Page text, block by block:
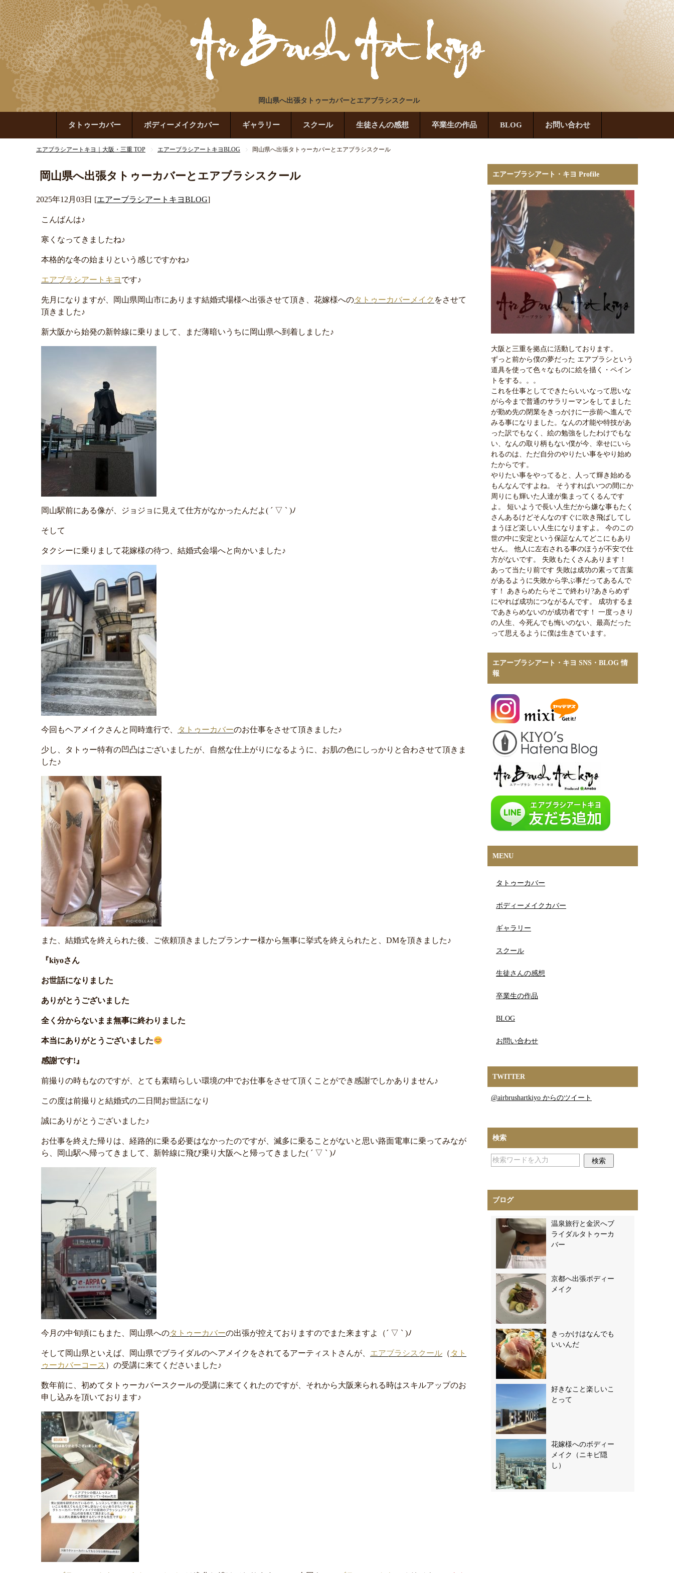
岡山県へ出張タトゥーカバーとエアブラシスクール
タトゥーカバー ボディーメイクカバー ギャラリー スクール 生徒さんの感想 卒業生の作品 BLOG お問い合わせ
エアブラシアートキヨ｜大阪・三重 TOP エアーブラシアートキヨBLOG 岡山県へ出張タトゥーカバーとエアブラシスクール
岡山県へ出張タトゥーカバーとエアブラシスクール
2025年12月03日 [エアーブラシアートキヨBLOG]
こんばんは♪
寒くなってきましたね♪
本格的な冬の始まりという感じですかね♪
エアブラシアートキヨ です♪
先月になりますが、岡山県岡山市にあります結婚式場様へ出張させて頂き、花嫁様へのタトゥーカバーメイク をさせて
頂きました♪
新大阪から始発の新幹線に乗りまして、まだ薄暗いうちに岡山県へ到着しました♪
岡山駅前にある像が、ジョジョに見えて仕方がなかったんだよ( ´ ▽ ` )ﾉ
そして
タクシーに乗りまして花嫁様の待つ、結婚式会場へと向かいました♪
今回もヘアメイクさんと同時進行で、 タトゥーカバーのお仕事をさせて頂きました♪
少し、タトゥー特有の凹凸はございましたが、自然な仕上がりになるように、お肌の色にしっかりと合わさせて頂きま
した♪
また、結婚式を終えられた後、ご依頼頂きましたプランナー様から無事に挙式を終えられたと、DMを頂きました♪
『kiyoさん
お世話になりました
ありがとうございました
全く分からないまま無事に終わりました
本当にありがとうございました
感謝です!』
前撮りの時もなのですが、とても素晴らしい環境の中でお仕事をさせて頂くことができ感謝でしかありません♪
この度は前撮りと結婚式の二日間お世話になり
誠にありがとうございました♪
お仕事を終えた帰りは、経路的に乗る必要はなかったのですが、滅多に乗ることがないと思い路面電車に乗ってみなが
ら、岡山駅へ帰ってきまして、新幹線に飛び乗り大阪へと帰ってきました( ´ ▽ ` )ﾉ
今月の中旬頃にもまた、岡山県へのタトゥーカバーの出張が控えておりますのでまた来ますよ（´ ▽ ` )ﾉ
そして岡山県といえば、岡山県でブライダルのヘアメイクをされてるアーティストさんが、 エアブラシスクール （ タト
ゥーカバーコース ）の受講に来てくださいました♪
数年前に、初めてタトゥーカバースクールの受講に来てくれたのですが、それから大阪来られる時はスキルアップのお
申し込みを頂いております♪
エアーブラシアート・キヨ Profile
大阪と三重を拠点に活動しております。
ずっと前から僕の夢だった エアブラシという
道具を使って色々なものに絵を描く・ペイン
トをする。。。
これを仕事としてできたらいいなって思いな
がら今まで普通のサラリーマンをしてました
が勤め先の閉業をきっかけに一歩前へ進んで
みる事になりました。なんの才能や特技があ
った訳でもなく、絵の勉強をしたわけでもな
い、なんの取り柄もない僕が今、幸せにいら
れるのは、ただ自分のやりたい事をやり始め
たからです。
やりたい事をやってると、人って輝き始める
もんなんですよね。 そうすればいつの間にか
周りにも輝いた人達が集まってくるんです
よ。 短いようで長い人生だから嫌な事もたく
さんあるけどそんなのすぐに吹き飛ばしてし
まうほど楽しい人生になりますよ。 今のこの
世の中に安定という保証なんてどこにもあり
せん。 他人に左右される事のほうが不安で仕
方がないです。 失敗もたくさんあります！
あって当たり前です 失敗は成功の素って言葉
があるように失敗から学ぶ事だってあるんで
す！ あきらめたらそこで終わり?あきらめず
にやれば成功につながるんです。 成功するま
であきらめないのが成功者です！ 一度っきり
の人生、今死んでも悔いのない、最高だった
って思えるように僕は生きています。
エアーブラシアート・キヨ SNS・BLOG 情
報
MENU
タトゥーカバー
ボディーメイクカバー
ギャラリー
スクール
生徒さんの感想
卒業生の作品
BLOG
お問い合わせ
TWITTER
@airbrushartkiyo からのツイート
検索
ブログ
温泉旅行と金沢へブ
ライダルタトゥーカ
バー
京都へ出張ボディー
メイク
きっかけはなんでも
いいんだ
好きなこと楽しいこ
とって
花嫁様へのボディー
メイク（ニキビ隠
し）